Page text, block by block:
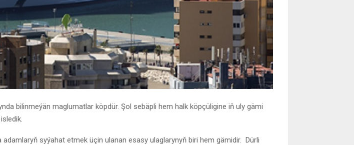
bilinmeýän maglumatlar köpdür. Şol sebäpli hem halk köpçüligine iň uly gämi
syýahat etmek üçin ulanan esasy ulaglarynyň biri hem gämidir. Dürli